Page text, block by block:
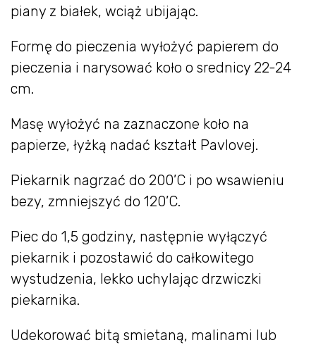
piany z białek, wciąż ubijając.
Formę do pieczenia wyłożyć papierem do
pieczenia i narysować koło o srednicy 22-24
cm.
Masę wyłożyć na zaznaczone koło na
papierze, łyżką nadać kształt Pavlovej.
Piekarnik nagrzać do 200’C i po wsawieniu
bezy, zmniejszyć do 120’C.
Piec do 1,5 godziny, następnie wyłączyć
piekarnik i pozostawić do całkowitego
wystudzenia, lekko uchylając drzwiczki
piekarnika.
Udekorować bitą smietaną, malinami lub